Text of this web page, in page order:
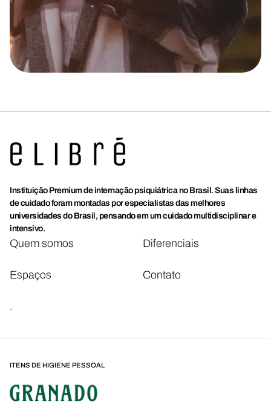
Instituição Premium de internação psiquiátrica no Brasil. Suas linhas
de cuidado foram montadas por especialistas das melhores
universidades do Brasil, pensando em um cuidado multidisciplinar e
intensivo.
Quem somos Diferenciais
Espaços Contato
.
ITENS DE HIGIENE PESSOAL